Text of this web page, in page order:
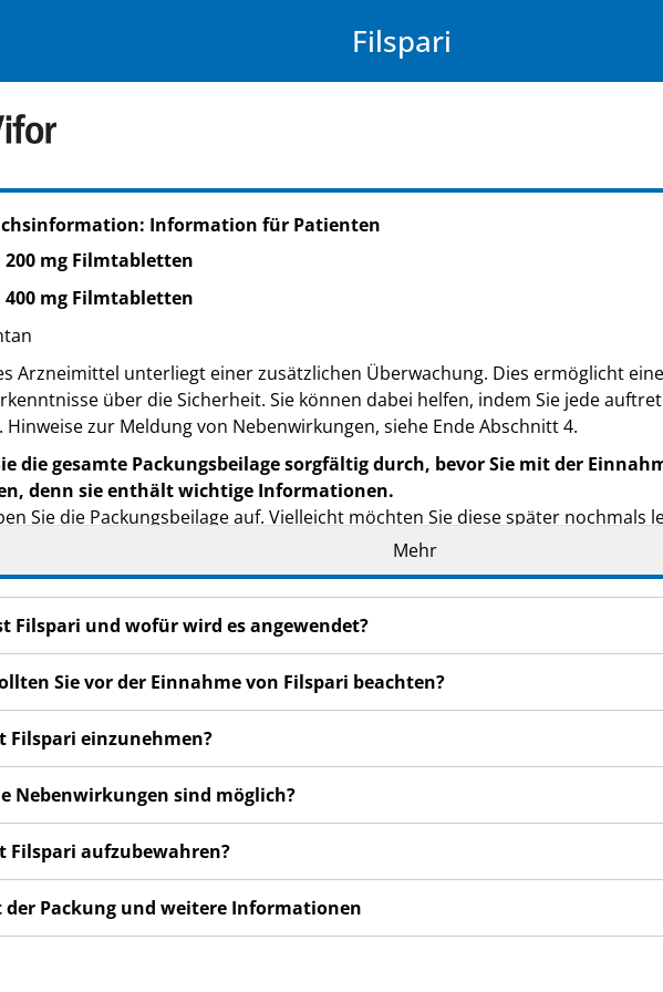
Filspari
Information für Patienten
200 mg Filmtabletten
400 mg Filmtabletten
Arzneimittel unterliegt einer zusätzlichen Überwachung. Dies ermöglicht
über die Sicherheit. Sie können dabei helfen, indem Sie jede
Hinweise zur Meldung von Nebenwirkungen, siehe Ende Abschnitt 4.
die gesamte Packungsbeilage sorgfältig durch, bevor Sie mit der
denn sie enthält wichtige Informationen.
Sie die Packungsbeilage auf. Vielleicht möchten Sie diese später nochmals
Sie weitere Fragen haben, wenden Sie sich an Ihren Arzt oder Apotheker.
Arzneimittel wurde Ihnen persönlich verschrieben. Geben Sie es nicht an
Menschen schaden, auch wenn diese die gleichen Beschwerden haben wie
Sie Nebenwirkungen bemerken, wenden Sie sich an Ihren Arzt oder
die nicht in dieser Packungsbeilage angegeben sind. Siehe
enthält, die Sie vor und während Ihrer Behandlung mit
Mehr
Filspari und wofür wird es angewendet?
Sie vor der Einnahme von Filspari beachten?
Filspari einzunehmen?
Nebenwirkungen sind möglich?
Filspari aufzubewahren?
der Packung und weitere Informationen